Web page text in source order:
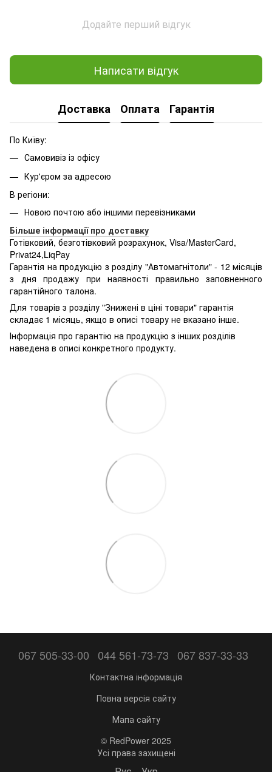
Додайте перший відгук
Написати відгук
Доставка Оплата Гарантія
По Київу:
Самовивіз із офісу
Кур'єром за адресою
В регіони:
Новою почтою або іншими перевізниками
Більше інформації про доставку
Готівковий, безготівковий розрахунок, Visa/MasterCard,
Privat24,LiqPay
Гарантія на продукцію з розділу "Автомагнітоли" - 12 місяців
з дня продажу при наявності правильно заповненного
гарантійного талона.
Для товарів з розділу "Знижені в ціні товари" гарантія
складає 1 місяць, якщо в описі товару не вказано інше.
Інформація про гарантію на продукцію з інших розділів
наведена в описі конкретного продукту.
067 505-33-00 044 561-73-73 067 837-33-33
Контактна інформація
Повна версія сайту
Мапа сайту
© RedPower 2025
Усі права захищені